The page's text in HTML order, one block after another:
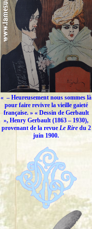
« – Heureusement nous sommes là
pour faire revivre la vieille gaieté
française.» « Dessin de Gerbault
», Henry Gerbault (1863 – 1930),
provenant de la revue Le Riredu 2
juin 1900.